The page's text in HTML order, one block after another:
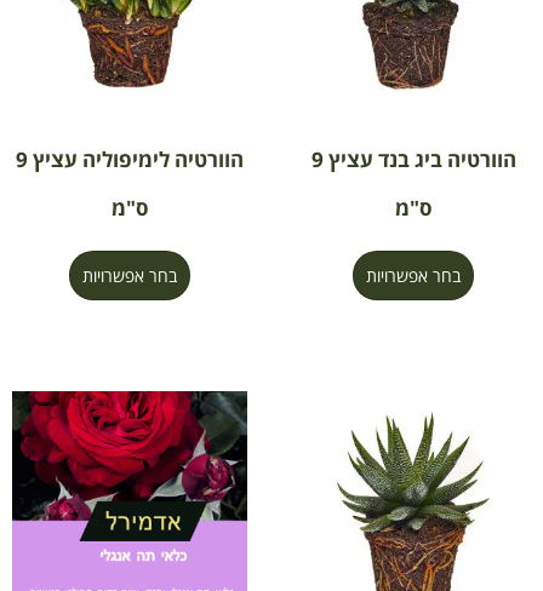
הוורטיה ביג בנד עציץ 9
ס"מ
בחר אפשרויות
הוורטיה לימיפוליה עציץ 9
ס"מ
בחר אפשרויות